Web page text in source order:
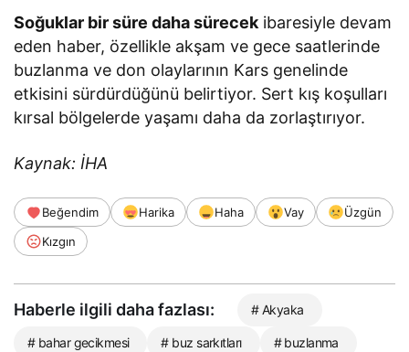
Soğuklar bir süre daha sürecekibaresiyle devam
eden haber, özellikle akşam ve gece saatlerinde
buzlanma ve don olaylarının Kars genelinde
etkisini sürdürdüğünü belirtiyor. Sert kış koşulları
kırsal bölgelerde yaşamı daha da zorlaştırıyor.
Kaynak: İHA
Beğendim Harika Haha Vay
Üzgün
Kızgın
Haberle ilgili daha fazlası: # Akyaka
# bahar gecikmesi # buz sarkıtları # buzlanma